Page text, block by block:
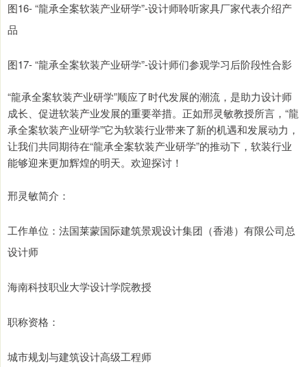
图16- “龍承全案软装产业研学”-设计师聆听家具厂家代表介绍产
品
图17- “龍承全案软装产业研学”-设计师们参观学习后阶段性合影
“龍承全案软装产业研学”顺应了时代发展的潮流，是助力设计师
成长、促进软装产业发展的重要举措。正如邢灵敏教授所言，“龍
承全案软装产业研学”它为软装行业带来了新的机遇和发展动力，
让我们共同期待在“龍承全案软装产业研学”的推动下，软装行业
能够迎来更加辉煌的明天。欢迎探讨！
邢灵敏简介：
工作单位：法国莱蒙国际建筑景观设计集团（香港）有限公司总
设计师
海南科技职业大学设计学院教授
职称资格：
城市规划与建筑设计高级工程师